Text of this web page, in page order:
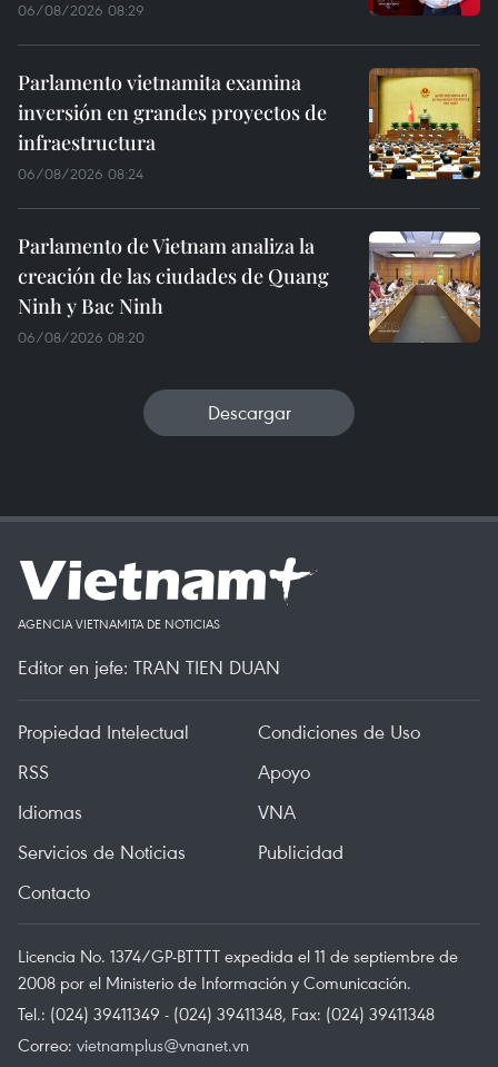
06/08/2026 08:29
Parlamento vietnamita examina
inversión en grandes proyectos de
infraestructura
06/08/2026 08:24
Parlamento de Vietnam analiza la
creación de las ciudades de Quang
Ninh y Bac Ninh
06/08/2026 08:20
Descargar
AGENCIA VIETNAMITA DE NOTICIAS
Editor en jefe: TRAN TIEN DUAN
Propiedad Intelectual
Condiciones de Uso
RSS
Apoyo
Idiomas
VNA
Servicios de Noticias
Publicidad
Contacto
Licencia No. 1374/GP-BTTTT expedida el 11 de septiembre de
2008 por el Ministerio de Información y Comunicación.
Tel.: (024) 39411349 - (024) 39411348, Fax: (024) 39411348
Correo: vietnamplus@vnanet.vn